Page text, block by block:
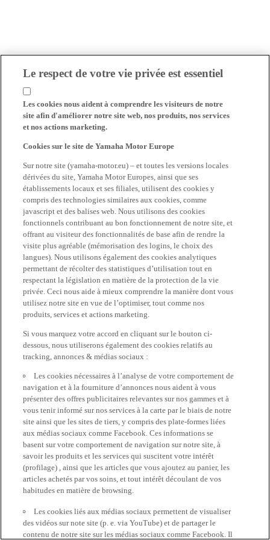
Le respect de votre vie privée est essentiel
Les cookies nous aident à comprendre les visiteurs de notre
site afin d'améliorer notre site web, nos produits, nos services
et nos actions marketing.
Cookies sur le site de Yamaha Motor Europe
Sur notre site (yamaha-motor.eu) – et toutes les versions locales
dérivées du site, Yamaha Motor Europes, ainsi que ses
établissements locaux et ses filiales, utilisent des cookies y
compris des technologies similaires aux cookies, comme
javascript et des balises web. Nous utilisons des cookies
fonctionnels contribuant au bon fonctionnement de notre site, et
offrant au visiteur des fonctionnalités de base afin de rendre la
visite plus agréable (mémorisation des logins, le choix des
langues). Nous utilisons également des cookies analytiques
permettant de récolter des statistiques d’utilisation tout en
respectant la législation en matière de la protection de la vie
privée. Ceci nous aide à mieux comprendre la manière dont vous
utilisez notre site en vue de l’optimiser, tout comme nos
produits, services et actions marketing.
Si vous marquez votre accord en cliquant sur le bouton ci-
dessous, nous utiliserons également des cookies relatifs au
tracking, annonces & médias sociaux :
Les cookies nécessaires à l’analyse de votre comportement de
navigation et à la fourniture d’annonces nous aident à vous
présenter des offres publicitaires relevantes sur nos gammes et à
vous tenir informé sur nos services à la carte par le biais de notre
site ainsi que les sites de tiers, y compris des plate-formes liées
aux médias sociaux comme Facebook. Ces informations se
basent sur votre comportement de navigation sur notre site, à
savoir les produits et les services qui suscitent votre intérêt
(profilage) , ainsi que les articles que vous ajoutez au panier, les
articles achetés par vos soins, et tout intérêt découlant de vos
habitudes en matière de browsing.
Les cookies liés aux médias sociaux permettent de visualiser
des vidéos sur note site (p. e. via YouTube) et de partager le
contenu de notre site sur les médias sociaux comme Facebook. Il